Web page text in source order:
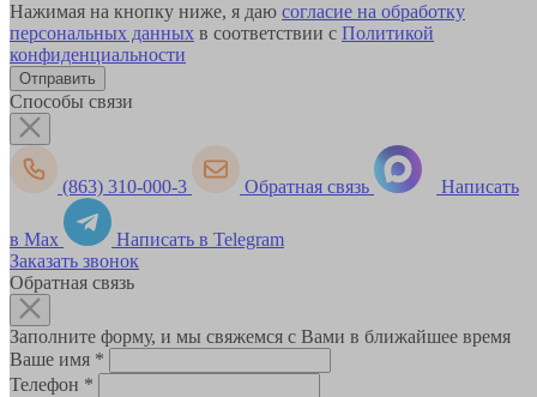
Нажимая на кнопку ниже, я даю согласие на обработку
персональных данных в соответствии с Политикой
конфиденциальности
Способы связи
(863) 310-000-3 Обратная связь Написать
в Max
Написать в Telegram
Заказать звонок
Обратная связь
Заполните форму, и мы свяжемся с Вами в ближайшее время
Ваше имя *
Телефон *